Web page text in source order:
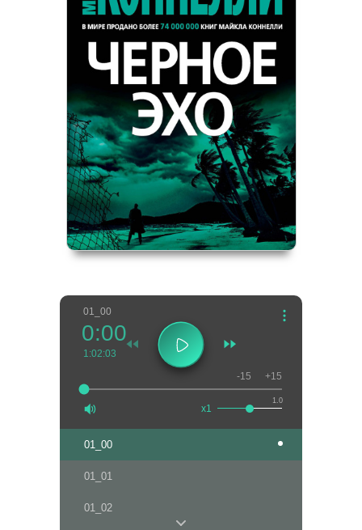
01_00
0:00
1:02:03
1.0
x1
-15 +15
01_00
01_01
01_02